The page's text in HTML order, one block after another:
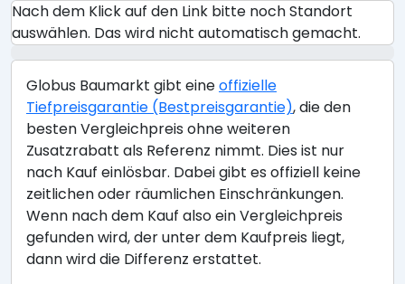
Nach dem Klick auf den Link bitte noch Standort
auswählen. Das wird nicht automatisch gemacht.
Globus Baumarkt gibt eineoffizielle
Tiefpreisgarantie (Bestpreisgarantie), die den
besten Vergleichpreis ohne weiteren
Zusatzrabatt als Referenz nimmt. Dies ist nur
nach Kauf einlösbar. Dabei gibt es offiziell keine
zeitlichen oder räumlichen Einschränkungen.
Wenn nach dem Kauf also ein Vergleichpreis
gefunden wird, der unter dem Kaufpreis liegt,
dann wird die Differenz erstattet.